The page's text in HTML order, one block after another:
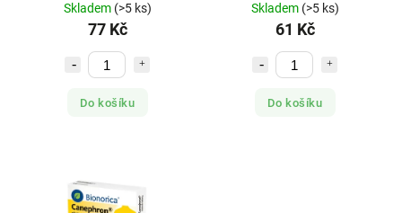
Skladem (>5 ks)
77 Kč
Do košíku
Skladem (>5 ks)
61 Kč
Do košíku